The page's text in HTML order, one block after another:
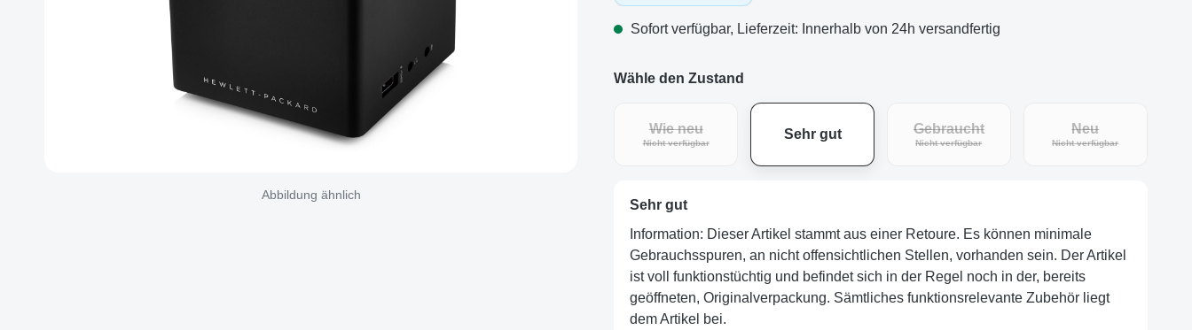
Abbildung ähnlich
Sofort verfügbar, Lieferzeit: Innerhalb von 24h versandfertig
Wähle den Zustand
Wie neu
Nicht verfügbar(Diese Option ist zurzeit nicht verfügbar.)
Sehr gut Gebraucht
Nicht verfügbar(Diese Option ist zurzeit nicht verfügbar.)
Neu
Nicht verfügbar(Diese Option ist
Sehr gut
Information: Dieser Artikel stammt aus einer Retoure. Es können minimale
Gebrauchsspuren, an nicht offensichtlichen Stellen, vorhanden sein. Der Artikel
ist voll funktionstüchtig und befindet sich in der Regel noch in der, bereits
geöffneten, Originalverpackung. Sämtliches funktionsrelevante Zubehör liegt
dem Artikel bei.